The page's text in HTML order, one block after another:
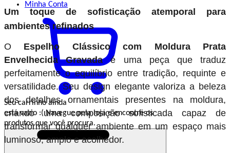
Minha Conta
Seu carrinho ainda
está vazio :( Navegue pela loja e encontre os
produtos que você procura.
Um toque de sofisticação atemporal para
ambientes refinados
O Espelho Clássico com Moldura Prata
Envelhecida Gravadaé uma peça que traduz
perfeitamente o equilíbrio entre tradição, requinte e
versatilidade. Seu design elegante valoriza a beleza
dos detalhes ornamentais presentes na moldura,
criando uma composição sofisticada capaz de
transformar qualquer ambiente em um espaço mais
luminoso, amplo e acolhedor.